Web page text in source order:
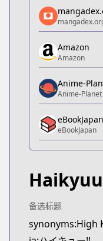
mangadex.org
mangadex.org
https://
Amazon
Amazon
https://
Anime-Planet
Anime-Planet
https://
eBookJapan
eBookJapan
Official Raw
Official Raw
https://
Kitsu
Kitsu
Amazon
Amazon
Anime-
Anime-Planet
eBookJapan
eBookJapan
备选标题
synonyms:High